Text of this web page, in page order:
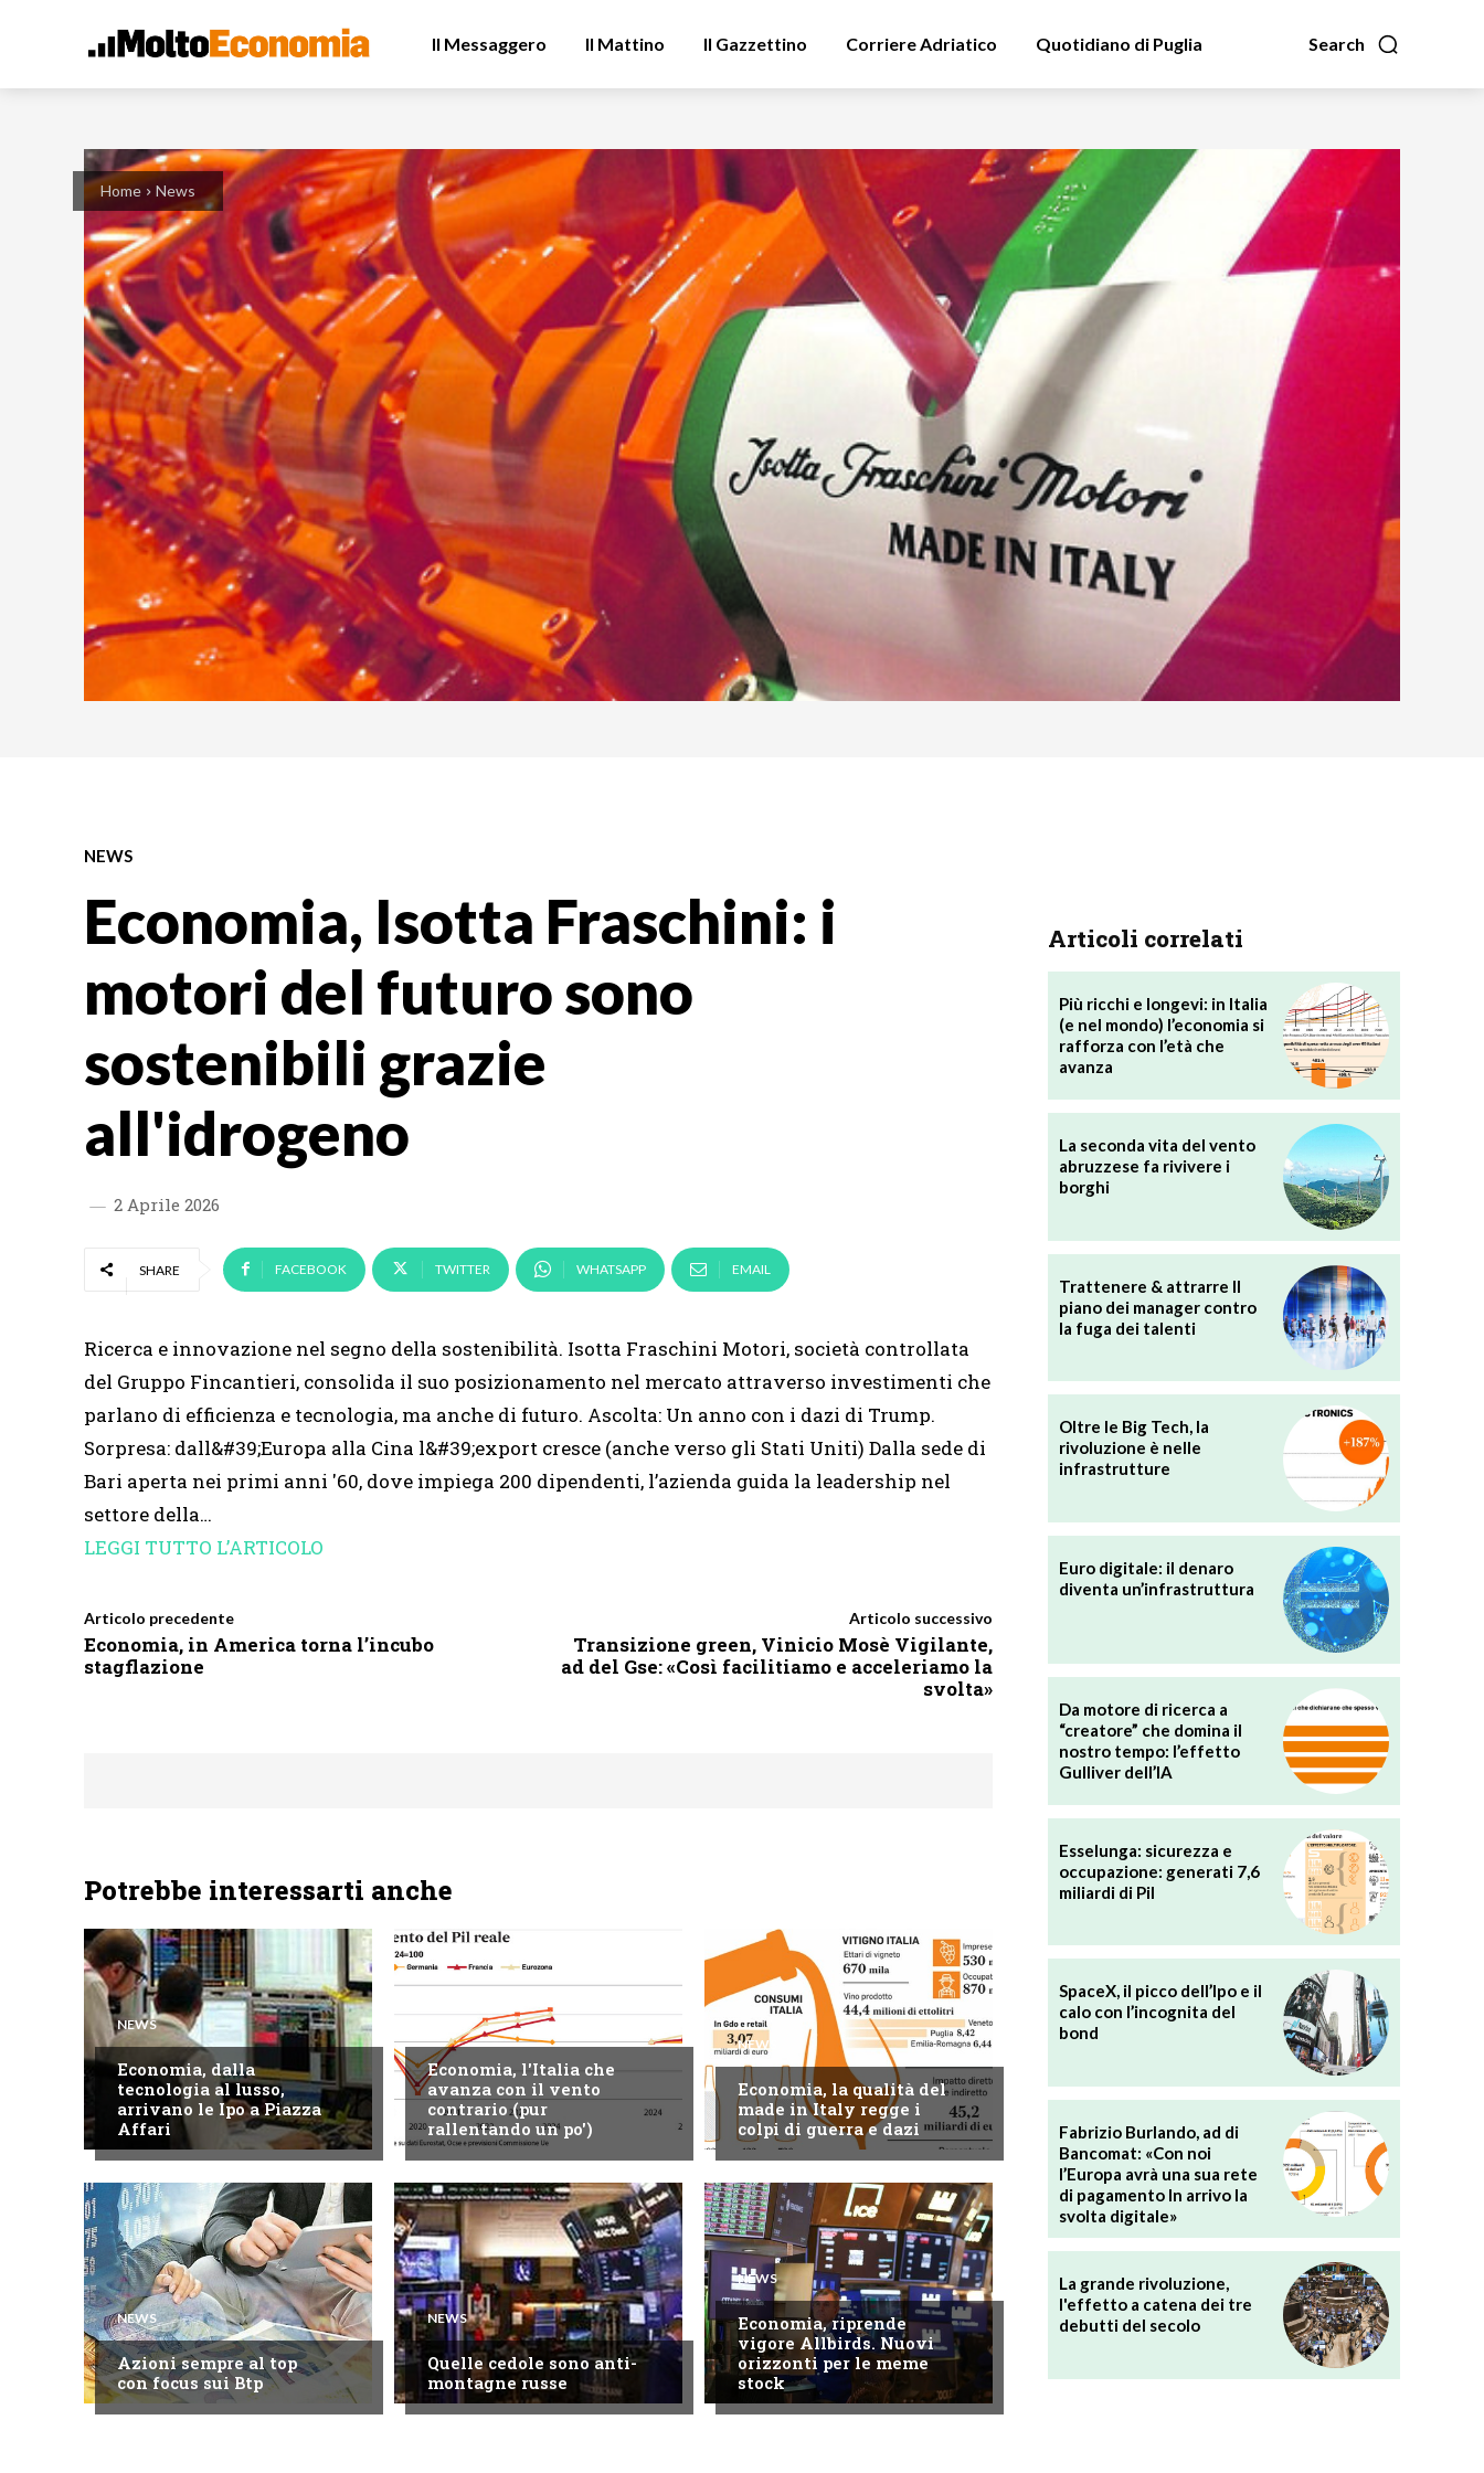
Search
Il Messaggero Il Mattino Il Gazzettino Corriere Adriatico Quotidiano di Puglia
Home News
NEWS
Economia, Isotta Fraschini: i
motori del futuro sono
sostenibili grazie
all'idrogeno
2 Aprile 2026
SHARE FACEBOOK TWITTER WHATSAPP EMAIL
Ricerca e innovazione nel segno della sostenibilità. Isotta Fraschini Motori, società controllata
del Gruppo Fincantieri, consolida il suo posizionamento nel mercato attraverso investimenti che
parlano di efficienza e tecnologia, ma anche di futuro. Ascolta: Un anno con i dazi di Trump.
Sorpresa: dall&#39;Europa alla Cina l&#39;export cresce (anche verso gli Stati Uniti) Dalla sede di
Bari aperta nei primi anni '60, dove impiega 200 dipendenti, l’azienda guida la leadership nel
settore della…
LEGGI TUTTO L’ARTICOLO
Articolo precedente
Economia, in America torna l’incubo
stagflazione
Articolo successivo
Transizione green, Vinicio Mosè Vigilante,
ad del Gse: «Così facilitiamo e acceleriamo la
svolta»
Potrebbe interessarti anche
NEWS
Economia, dalla
tecnologia al lusso,
arrivano le Ipo a Piazza
Affari
Economia, l'Italia che
avanza con il vento
contrario (pur
rallentando un po')
NEWS
Economia, la qualità del
made in Italy regge i
colpi di guerra e dazi
NEWS
Azioni sempre al top
con focus sui Btp
NEWS
Quelle cedole sono anti-
montagne russe
NEWS
Economia, riprende
vigore Allbirds. Nuovi
orizzonti per le meme
stock
Articoli correlati
Più ricchi e longevi: in Italia
(e nel mondo) l’economia si
rafforza con l’età che
avanza
La seconda vita del vento
abruzzese fa rivivere i
borghi
Trattenere & attrarre Il
piano dei manager contro
la fuga dei talenti
Oltre le Big Tech, la
rivoluzione è nelle
infrastrutture
Euro digitale: il denaro
diventa un’infrastruttura
Da motore di ricerca a
“creatore” che domina il
nostro tempo: l’effetto
Gulliver dell’IA
Esselunga: sicurezza e
occupazione: generati 7,6
miliardi di Pil
SpaceX, il picco dell’Ipo e il
calo con l’incognita del
bond
Fabrizio Burlando, ad di
Bancomat: «Con noi
l’Europa avrà una sua rete
di pagamento In arrivo la
svolta digitale»
La grande rivoluzione,
l'effetto a catena dei tre
debutti del secolo